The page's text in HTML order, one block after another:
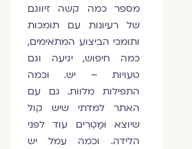
מספר כמה קשה זיווגם
של רעיונות עם תומכות
ותומכי הביצוע המתאימים,
כמה חיפוש, יגיעה וגם
טעויות – יש. וכמה
התפילות מלוות. גם עם
האתר למדתי שיש קול
שיוצא וּמַטְרִים עוד לפני
הלידה. וכמה עמל יש